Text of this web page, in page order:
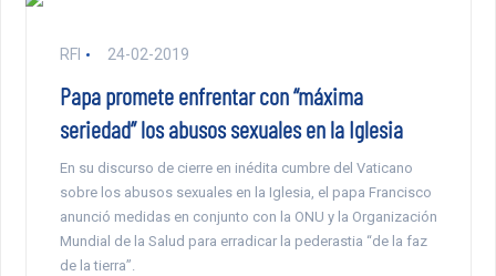
RFI 24-02-2019
Papa promete enfrentar con “máxima
seriedad” los abusos sexuales en la Iglesia
En su discurso de cierre en inédita cumbre del Vaticano
sobre los abusos sexuales en la Iglesia, el papa Francisco
anunció medidas en conjunto con la ONU y la Organización
Mundial de la Salud para erradicar la pederastia “de la faz
de la tierra”.